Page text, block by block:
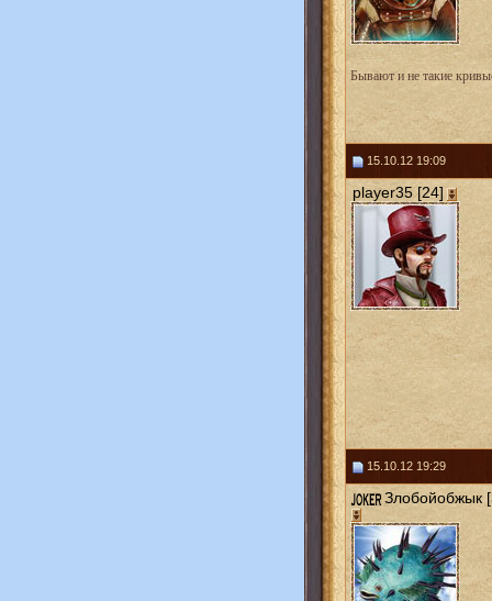
Бывают и не такие
15.10.12 19:09
player35 [24]
15.10.12 19:29
Злобойобжык